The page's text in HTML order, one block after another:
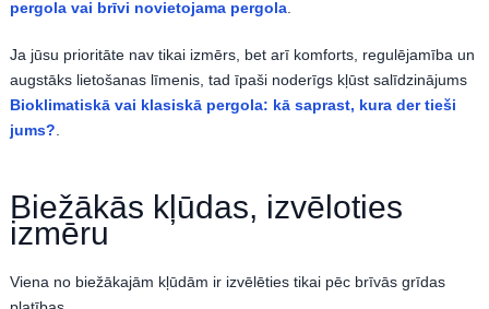
pergola vai brīvi novietojama pergola.
Ja jūsu prioritāte nav tikai izmērs, bet arī komforts, regulējamība un
augstāks lietošanas līmenis, tad īpaši noderīgs kļūst salīdzinājums
Bioklimatiskā vai klasiskā pergola: kā saprast, kura der tieši
jums?.
Biežākās kļūdas, izvēloties
izmēru
Viena no biežākajām kļūdām ir izvēlēties tikai pēc brīvās grīdas